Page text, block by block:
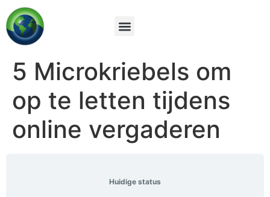
5 Microkriebels om
op te letten tijdens
online vergaderen
Huidige status